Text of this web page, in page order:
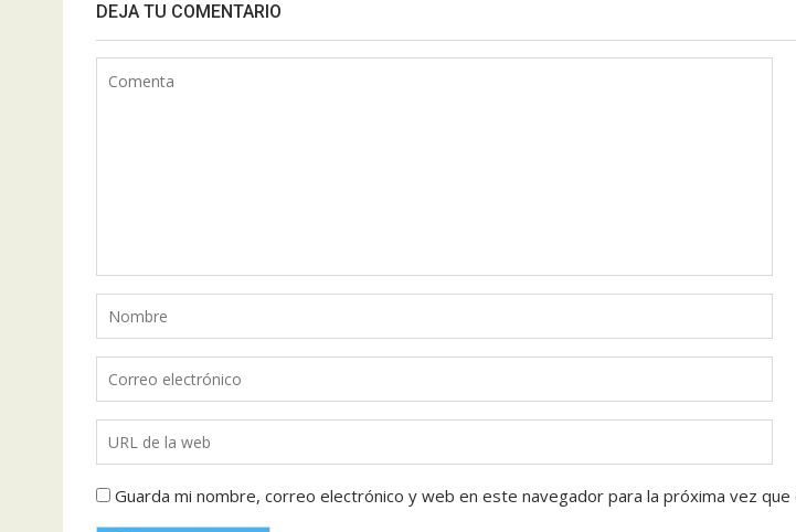
DEJA TU COMENTARIO
Guarda mi nombre, correo electrónico y web en este navegador para la próxima vez que